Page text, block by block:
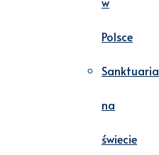
Polsce
Sanktuaria
na
świecie